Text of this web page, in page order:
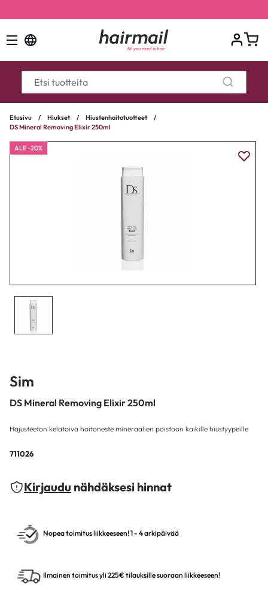
Etusivu / Hiukset / Hiustenhoitotuotteet
/
DS Mineral Removing Elixir 250ml
ALE -20%
Sim
DS Mineral Removing Elixir 250ml
Hajusteeton kelatoiva hoitoneste mineraalien poistoon kaikille hiustyypeille
711026
Kirjaudu nähdäksesi hinnat
Nopea toimitus liikkeeseen! 1 - 4 arkipäivää
Ilmainen toimitus yli 225€ tilauksille suoraan liikkeeseen!